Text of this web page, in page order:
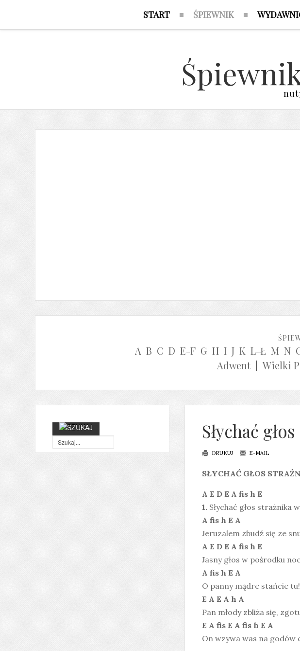
START ŚPIEWNIK
A B C D E-F G H I J K L-Ł M N
Adwent| Wielki
Słychać
DRUKUJ E-MAIL
SŁYCHAĆ GŁOS
A E D E A fis h E
1.Słychać głos strażnika
A fis h E A
Jeruzalem zbudź się ze
A E D E A fis h E
Jasny głos w pośrodku
A fis h E A
O panny mądre stańcie tu!
E A E A h A
Pan młody zbliża się,
E A fis E A fis h E A
On wzywa was na godów